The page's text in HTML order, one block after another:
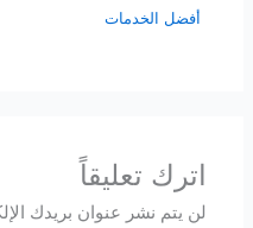
أفضل الخدمات
اترك تعليقاً
لن يتم نشر عنوان بريدك